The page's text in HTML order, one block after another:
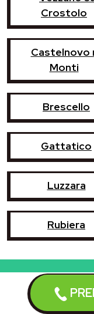
Crostolo
Castelnovo
Monti
Brescello
Gattatico
Luzzara
Rubiera